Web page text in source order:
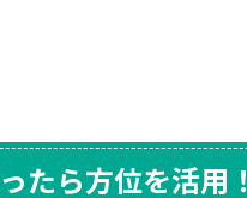
たら方位を活用！